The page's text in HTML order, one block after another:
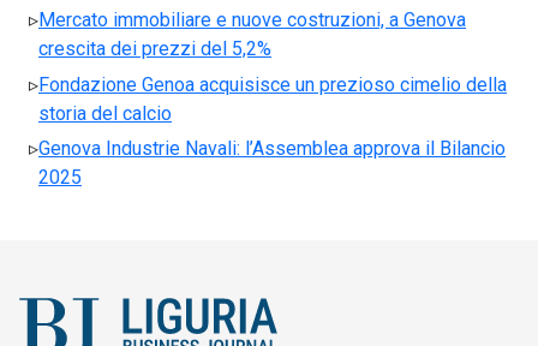
Mercato immobiliare e nuove costruzioni, a Genova
crescita dei prezzi del 5,2%
Fondazione Genoa acquisisce un prezioso cimelio della
storia del calcio
Genova Industrie Navali: l’Assemblea approva il Bilancio
2025